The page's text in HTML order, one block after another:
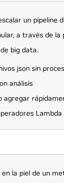
un pipeline
a través de
big data.
json sin
análisis
agregar
en la piel de un